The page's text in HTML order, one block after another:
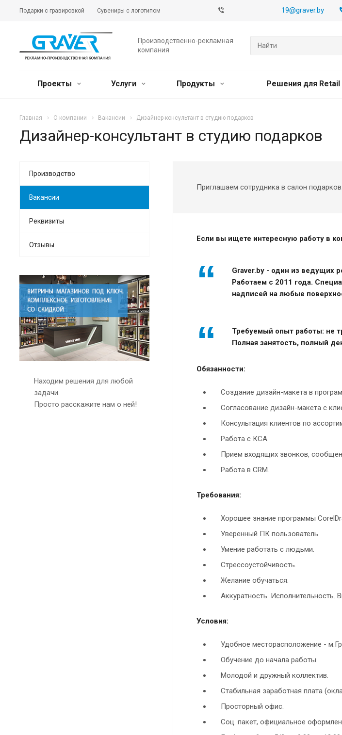
Подарки с гравировкой Сувениры с логотипом 19@graver.by
Производственно-рекламная
компания
Проекты Услуги Продукты Решения для Retail
Главная О компании Вакансии Дизайнер-консультант в студию подарков
Дизайнер-консультант в студию подарков
Приглашаем сотрудника в салон подарков.
Если вы ищете интересную работу в
Graver.by - один из ведущих
Работаем с 2011 года.
надписей на любые
Требуемый опыт работы: не
Полная занятость, полный
Обязанности:
Создание дизайн-макета в
Согласование дизайн-макета с
Консультация клиентов по
Работа с КСА.
Прием входящих звонков,
Работа в CRM.
Требования:
Хорошее знание программы
Уверенный ПК пользователь.
Умение работать с людьми.
Стрессоустойчивость.
Желание обучаться.
Аккуратность. Исполнительность.
Условия:
Удобное месторасположение -
Обучение до начала работы.
Молодой и дружный коллектив.
Стабильная заработная плата
Просторный офис.
Соц. пакет, официальное
Производство
Вакансии
Реквизиты
Отзывы
Находим решения для любой
задачи.
Просто расскажите нам о ней!